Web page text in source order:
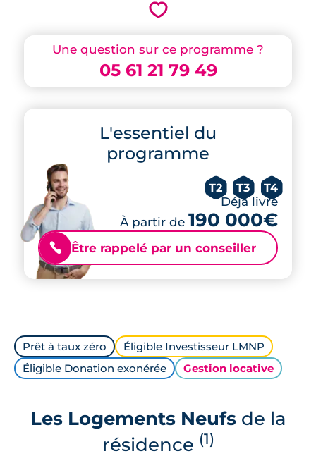
Une question sur ce programme ?
05 61 21 79 49
L'essentiel du
programme
T2 T3 T4
Déjà livré
À partir de 190 000€
📞 Être rappelé par un conseiller
💗
Prêt à taux zéro
Éligible Investisseur LMNP
Éligible Donation exonérée
Gestion locative
Les Logements Neufsde la
résidence (1)